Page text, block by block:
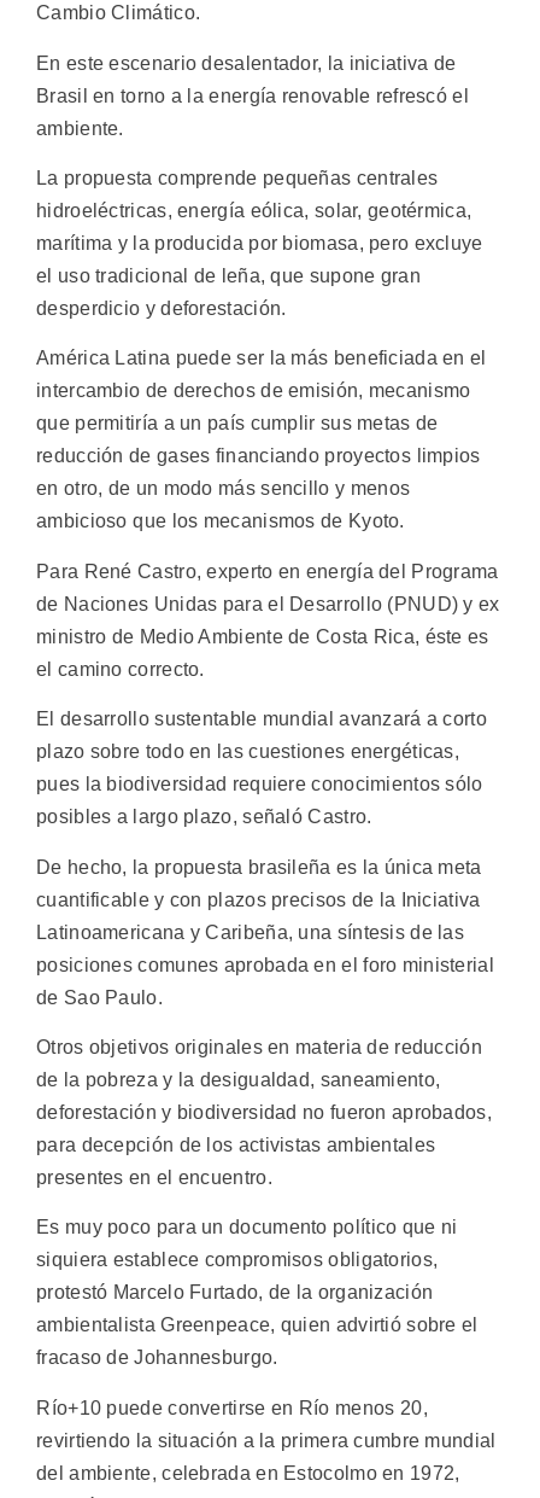
Cambio Climático.
En este escenario desalentador, la iniciativa de
Brasil en torno a la energía renovable refrescó el
ambiente.
La propuesta comprende pequeñas centrales
hidroeléctricas, energía eólica, solar, geotérmica,
marítima y la producida por biomasa, pero excluye
el uso tradicional de leña, que supone gran
desperdicio y deforestación.
América Latina puede ser la más beneficiada en el
intercambio de derechos de emisión, mecanismo
que permitiría a un país cumplir sus metas de
reducción de gases financiando proyectos limpios
en otro, de un modo más sencillo y menos
ambicioso que los mecanismos de Kyoto.
Para René Castro, experto en energía del Programa
de Naciones Unidas para el Desarrollo (PNUD) y ex
ministro de Medio Ambiente de Costa Rica, éste es
el camino correcto.
El desarrollo sustentable mundial avanzará a corto
plazo sobre todo en las cuestiones energéticas,
pues la biodiversidad requiere conocimientos sólo
posibles a largo plazo, señaló Castro.
De hecho, la propuesta brasileña es la única meta
cuantificable y con plazos precisos de la Iniciativa
Latinoamericana y Caribeña, una síntesis de las
posiciones comunes aprobada en el foro ministerial
de Sao Paulo.
Otros objetivos originales en materia de reducción
de la pobreza y la desigualdad, saneamiento,
deforestación y biodiversidad no fueron aprobados,
para decepción de los activistas ambientales
presentes en el encuentro.
Es muy poco para un documento político que ni
siquiera establece compromisos obligatorios,
protestó Marcelo Furtado, de la organización
ambientalista Greenpeace, quien advirtió sobre el
fracaso de Johannesburgo.
Río+10 puede convertirse en Río menos 20,
revirtiendo la situación a la primera cumbre mundial
del ambiente, celebrada en Estocolmo en 1972,